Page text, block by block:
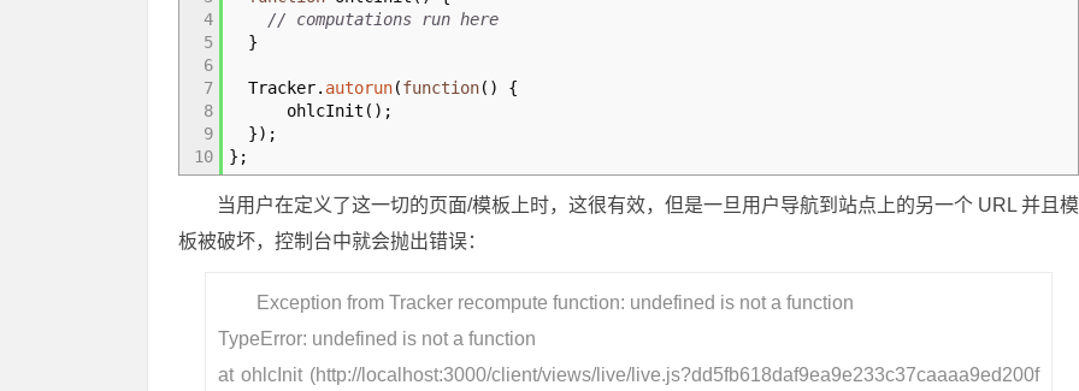
4
5
6
7
8
9
10
// computations run here
}
Tracker. autorun(function( )
{
ohlcInit ( ) ;
}) ;
} ;
当用户在定义了这一切的页面/模板上时，这很有效，但是一旦用户导航到站点上的另一个 URL 并且模
板被破坏，控制台中就会抛出错误：
Exception from Tracker recompute function: undefined is not a function
TypeError: undefined is not a function
at ohlcInit (http://localhost:3000/client/views/live/live.js?dd5fb618daf9ea9e233c37caaaa9ed200f